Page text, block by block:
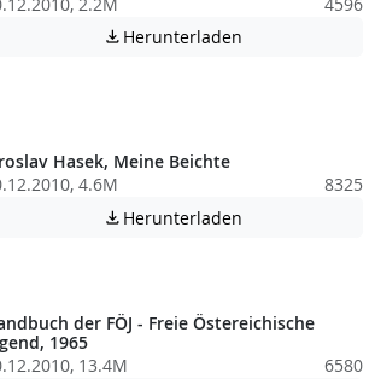
 Herunterladen
Hasek, Meine Beichte
4.6M
8325
 Herunterladen
der FÖJ - Freie Östereichische
1965
13.4M
6580